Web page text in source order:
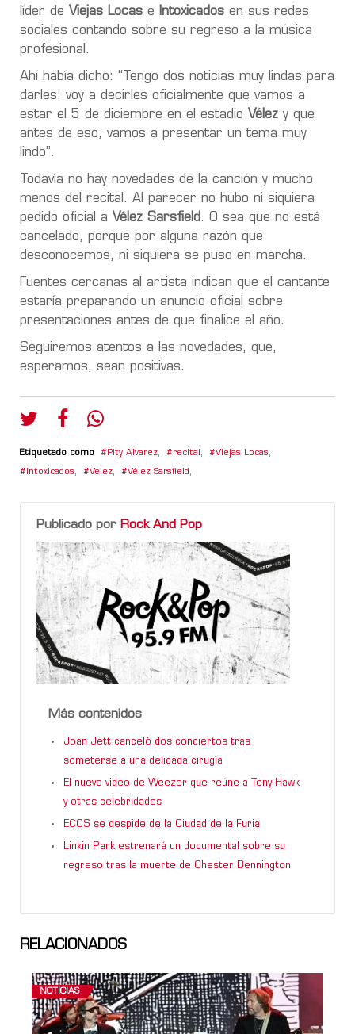
líder de Viejas Locas e Intoxicados en sus redes
sociales contando sobre su regreso a la música
profesional.
Ahí había dicho: “Tengo dos noticias muy lindas para
darles: voy a decirles oficialmente que vamos a
estar el 5 de diciembre en el estadio Vélez y que
antes de eso, vamos a presentar un tema muy
lindo”.
Todavía no hay novedades de la canción y mucho
menos del recital. Al parecer no hubo ni siquiera
pedido oficial a Vélez Sarsfield. O sea que no está
cancelado, porque por alguna razón que
desconocemos, ni siquiera se puso en marcha.
Fuentes cercanas al artista indican que el cantante
estaría preparando un anuncio oficial sobre
presentaciones antes de que finalice el año.
Seguiremos atentos a las novedades, que,
esperamos, sean positivas.
Etiquetado como Pity Alvarez, recital , Viejas Locas,
Intoxicados, Velez, Vélez Sarsfield ,
Publicado por Rock And Pop
Más contenidos
Joan Jett canceló dos conciertos tras
someterse a una delicada cirugía
El nuevo video de Weezer que reúne a Tony Hawk
y otras celebridades
ECOS se despide de la Ciudad de la Furia
Linkin Park estrenará un documental sobre su
regreso tras la muerte de Chester Bennington
RELACIONADOS
NOTICIAS